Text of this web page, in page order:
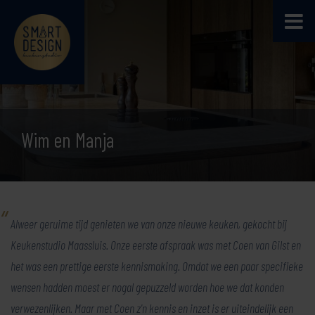
Wim en Manja
Alweer geruime tijd genieten we van onze nieuwe keuken, gekocht bij
Keukenstudio Maassluis. Onze eerste afspraak was met Coen van Gilst en
het was een prettige eerste kennismaking. Omdat we een paar specifieke
wensen hadden moest er nogal gepuzzeld worden hoe we dat konden
verwezenlijken. Maar met Coen z'n kennis en inzet is er uiteindelijk een